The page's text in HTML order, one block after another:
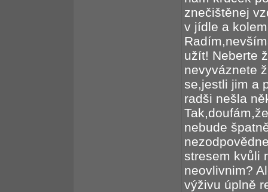
znečištěnej
v jídle a
užít! Neberte
nevyváznete
se,jestli jim a
radši nešla
nebude
stresem kvůli
neovlivnim?
výživu úplně